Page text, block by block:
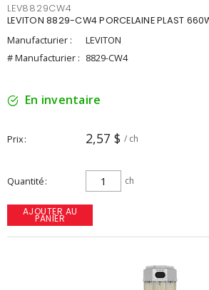
LEV8829CW4
LEVITON 8829-CW4 PORCELAINE PLAST
Manufacturier :
LEVITON
# Manufacturier : 8829-CW4
En inventaire
Prix 2,57 $ / ch
Quantité ch
AJOUTER AU
PANIER